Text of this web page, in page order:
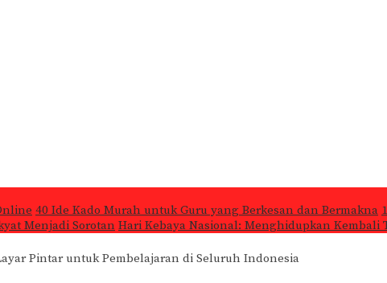
40 Ide Kado Murah untuk Guru yang Berkesan dan Bermakna
Menjadi Sorotan Hari Kebaya Nasional: Menghidupkan Kembali
Pintar untuk Pembelajaran di Seluruh Indonesia